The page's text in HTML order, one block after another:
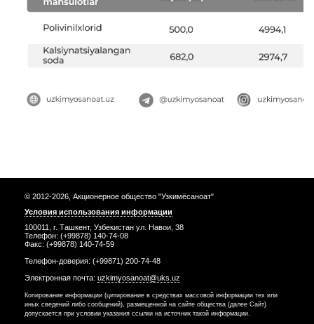
© 2012-2026, Акционерное общество "Узкимёсаноат"
Условия использования информации
100011, г. Ташкент, Узбекистан ул. Навои, 38
Телефон: (+99878) 140-74-08
Факс: (+99878) 140-74-59
Телефон-доверия: (+99871) 200-74-48
Электронная почта: uzkimyosanoat@uks.uz
Копирование информации (цитирование в средствах массовой информации тех или
иных сведений либо сообщений), размещенной на сайте общества (далее Сайт)
допускается при условии указания ссылки на источник такой информации.